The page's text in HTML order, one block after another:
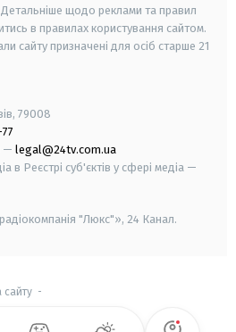
Детальніше щодо реклами та правил
в правилах користування сайтом.
сайту призначені для осіб старше 21
79008
— legal@24tv.com.ua
в Реєстрі суб'єктів у сфері медіа —
"Люкс"», 24 Канал.
сайту-